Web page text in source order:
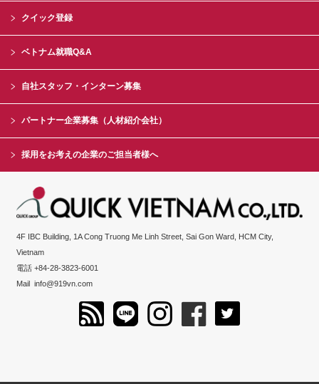
クイック登録
ベトナム就職Q&A
自社スタッフ・インターン募集
パートナー企業募集（人材紹介会社）
採用をお考えの企業のご担当者様へ
4F IBC Building, 1A Cong Truong Me Linh Street, Sai Gon Ward, HCM City,
Vietnam
電話 +84-28-3823-6001
Mailinfo@919vn.com